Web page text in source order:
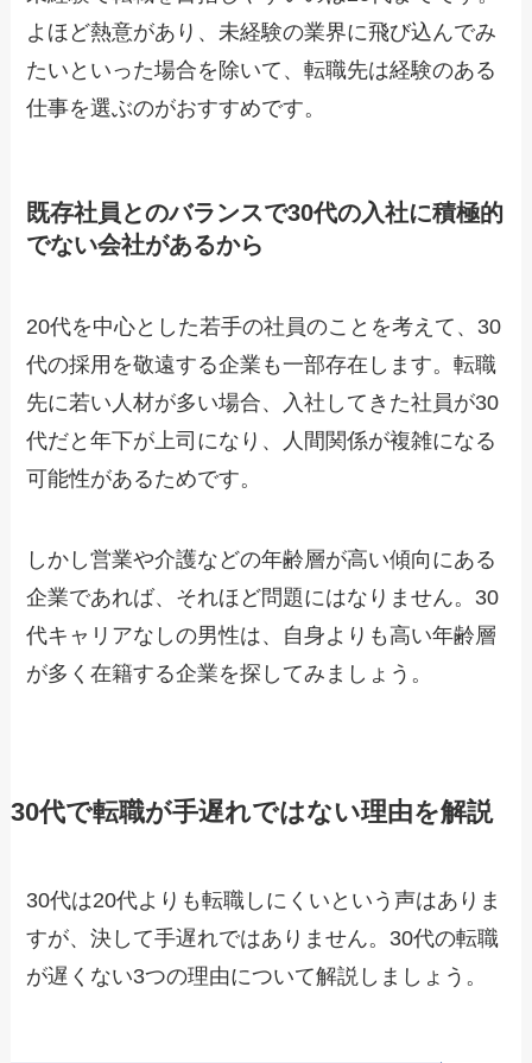
よほど熱意があり、未経験の業界に飛び込んでみ
たいといった場合を除いて、転職先は経験のある
仕事を選ぶのがおすすめです。
既存社員とのバランスで30代の入社に積極的
でない会社があるから
20代を中心とした若手の社員のことを考えて、30
代の採用を敬遠する企業も一部存在します。転職
先に若い人材が多い場合、入社してきた社員が30
代だと年下が上司になり、人間関係が複雑になる
可能性があるためです。
しかし営業や介護などの年齢層が高い傾向にある
企業であれば、それほど問題にはなりません。30
代キャリアなしの男性は、自身よりも高い年齢層
が多く在籍する企業を探してみましょう。
30代で転職が手遅れではない理由を解説
30代は20代よりも転職しにくいという声はありま
すが、決して手遅れではありません。30代の転職
が遅くない3つの理由について解説しましょう。